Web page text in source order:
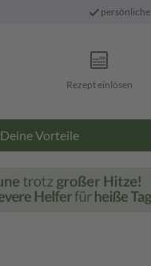
persönliche
Rezept einlösen
Deine Vorteile